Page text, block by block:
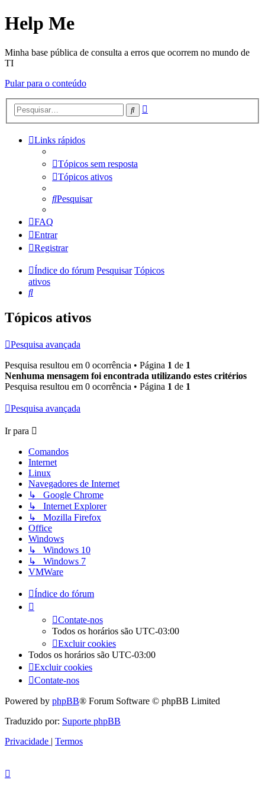
Help Me
Minha base pública de consulta a erros que ocorrem no mundo de
TI
Pular para o conteúdo
Pesquisar
Links rápidos
Tópicos sem resposta
Tópicos ativos
Pesquisar
FAQ
Entrar
Registrar
Índice do fórum Pesquisar Tópicos
ativos
Pesquisar
Tópicos ativos
Pesquisa avançada
Pesquisa resultou em 0 ocorrência • Página 1 de 1
Nenhuma mensagem foi encontrada utilizando estes critérios
Pesquisa resultou em 0 ocorrência • Página 1 de 1
Pesquisa avançada
Ir para
Comandos
Internet
Linux
Navegadores de Internet
↳ Google Chrome
↳ Internet Explorer
↳ Mozilla Firefox
Office
Windows
↳ Windows 10
↳ Windows 7
VMWare
Índice do fórum
Contate-nos
Todos os horários são UTC-03:00
Excluir cookies
Todos os horários são UTC-03:00
Excluir cookies
Contate-nos
Powered by phpBB® Forum Software © phpBB Limited
Traduzido por: Suporte phpBB
Privacidade | Termos